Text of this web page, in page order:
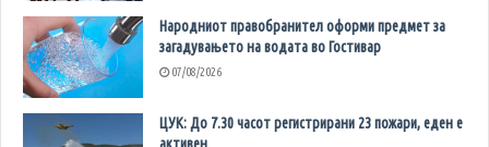
Народниот правобранител оформи предмет за
загадувањето на водата во Гостивар
07/08/2026
ЦУК: До 7.30 часот регистрирани 23 пожари, еден е